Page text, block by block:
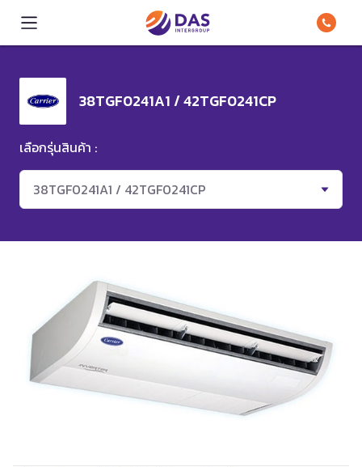
38TGF0241A1 / 42TGF0241CP
เลือกรุ่นสินค้า :
38TGF0241A1 / 42TGF0241CP